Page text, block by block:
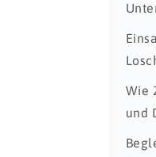
Wie
und